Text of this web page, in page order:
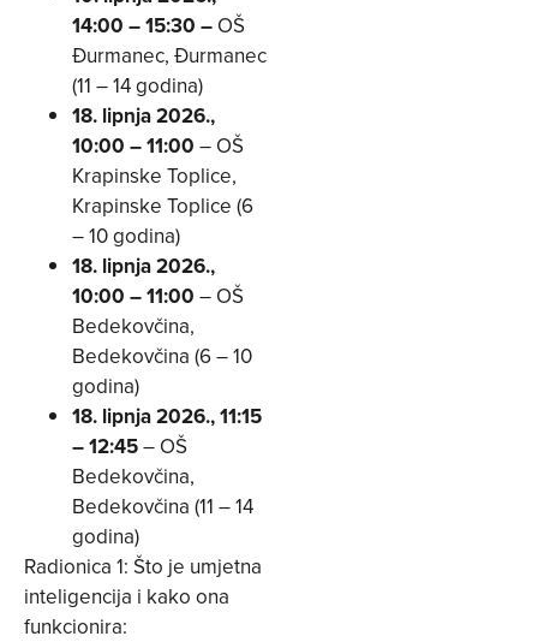
14:00 – 15:30 – OŠ
Đurmanec, Đurmanec
(11 – 14 godina)
18. lipnja 2026.,
10:00 – 11:00 – OŠ
Krapinske Toplice,
Krapinske Toplice (6
– 10 godina)
18. lipnja 2026.,
10:00 – 11:00 – OŠ
Bedekovčina,
Bedekovčina (6 – 10
godina)
18. lipnja 2026., 11:15
– 12:45– OŠ
Bedekovčina,
Bedekovčina (11 – 14
godina)
Radionica 1: Što je umjetna
inteligencija i kako ona
funkcionira: